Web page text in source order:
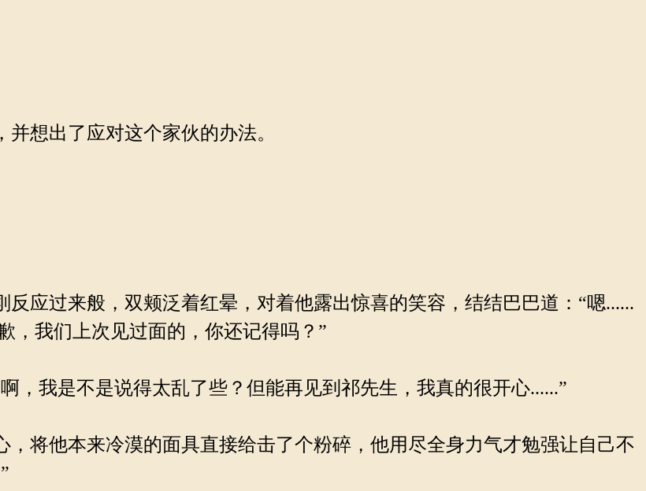
想出了应对这个家伙的办法。
应过来般，双颊泛着红晕，对着他露出惊喜的笑容，结结巴巴道：“嗯......
，我们上次见过面的，你还记得吗？”
我是不是说得太乱了些？但能再见到祁先生，我真的很开心......”
将他本来冷漠的面具直接给击了个粉碎，他用尽全身力气才勉强让自己不